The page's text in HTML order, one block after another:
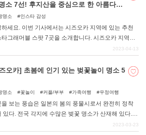
소 7선! 후지산을 중심으로 한 아름다운
!
명소 인스타 감성
하세요. 이번 기사에서는 시즈오카 지역에 있는 추천
타그래머블 스팟 7곳을 소개합니다. 시즈오카 지역은
산을 중심으로 풍부한 자연이 매우 매력적인 지역입니
변의 자연과 한적한 분위기도 매우 운치 있는 곳입니
런 지역적 특성 속에서 관광을 즐기면서 멋진 사진을
즐겨보세요.
2023-04-13
오카] 초봄에 인기 있는 벚꽃놀이 명소 5
명소 꽃놀이 커플/부부 가족여행 우정여행
을 보는 풍습은 일본의 봄의 풍물시로서 완전히 정착
있다. 전국 각지에 수많은 벚꽃 명소가 산재해 있다.
오카현에도 수많은 벚꽃 명소가 있다. 그 중에서도 벚
2023-03-23